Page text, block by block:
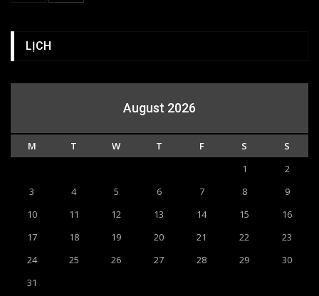
LỊCH
August 2026
M T W T F S
S
1
2
3
4 5 6 7 8
9
10
11 12 13 14 15
16
17
18 19 20 21 22
23
24
25 26 27 28 29
30
31